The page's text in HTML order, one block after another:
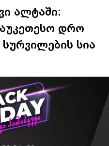
ალტაში:
დრო
სია